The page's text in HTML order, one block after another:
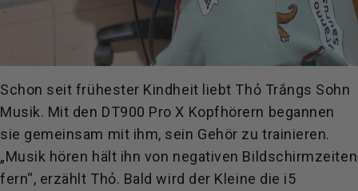
Schon seit frühester Kindheit liebt Thỏ Trắngs Sohn
Musik. Mit den DT900 Pro X Kopfhörern begannen
sie gemeinsam mit ihm, sein Gehör zu trainieren.
„Musik hören hält ihn von negativen Bildschirmzeiten
fern“, erzählt Thỏ. Bald wird der Kleine die i5